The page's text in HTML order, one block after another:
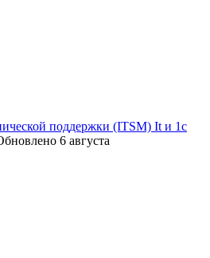
поддержки (ITSM) It и 1с
6 августа